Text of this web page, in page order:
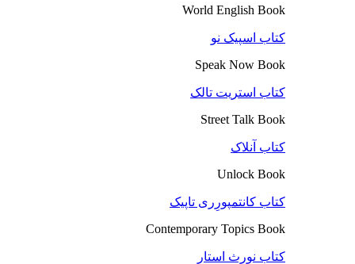
World English Book
کتاب اسپیک نو
Speak Now Book
کتاب استریت تالک
Street Talk Book
کتاب آنلاک
Unlock Book
کتاب کانتمپورِری تاپیک
Contemporary Topics Book
کتاب نورث استار